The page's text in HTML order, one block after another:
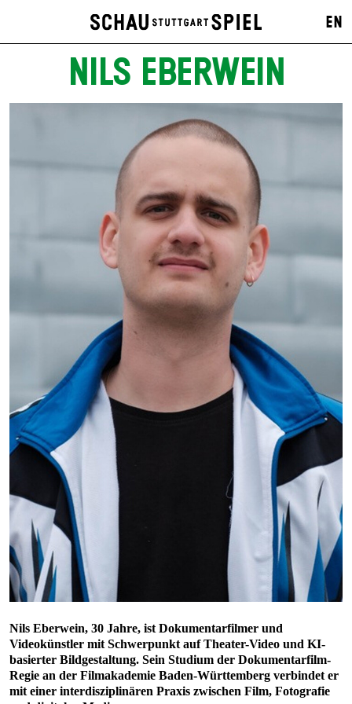
EN
NILS EBERWEIN
Nils Eberwein, 30 Jahre, ist Dokumentarfilmer und
Videokünstler mit Schwerpunkt auf Theater-Video und KI-
basierter Bildgestaltung. Sein Studium der Dokumentarfilm-
Regie an der Filmakademie Baden-Württemberg verbindet er
mit einer interdisziplinären Praxis zwischen Film, Fotografie